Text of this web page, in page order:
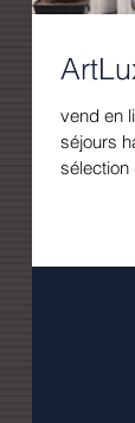
vend en
séjours
sélection